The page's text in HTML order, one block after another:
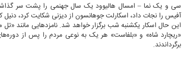
سی و یک نما – امسال هالیوود یک سال جهنمی را پشت سر
آفیس را نجات داد، اسکارلت جوهانسون از دیزنی شکایت کرد، دنیل
این حال اسکار یکشنبه شب برگزار خواهد شد. نامزدهایی مانند
«ریچارد شاه» و «بلفاست» هر یک به نوعی مردم را پس از
برگرداندند.